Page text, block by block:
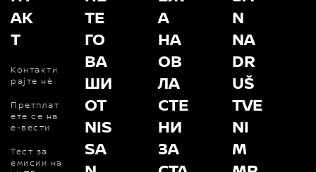
АК
Т
Контакти
рајте нѐ
Претплат
ете се на
е-вести
Тест за
емисии на
ТЕ
ГО
ВА
ШИ
ОТ
NIS
SA
А
НА
ОВ
ЛА
СТЕ
НИ
ЗА
N
NA
DR
UŠ
TVE
NI
M